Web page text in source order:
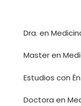
Dra. en
Master en
Estudios con
Doctora en